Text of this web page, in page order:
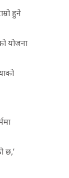
हुने
योजना
छ,’